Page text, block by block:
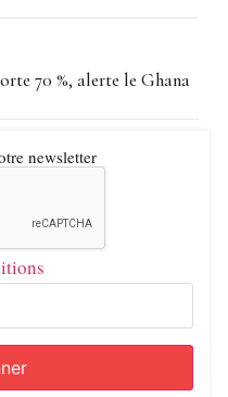
70 %, alerte le Ghana
newsletter